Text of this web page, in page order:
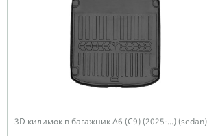
3D килимок в багажник A6 (C9) (2025-...) (sedan)